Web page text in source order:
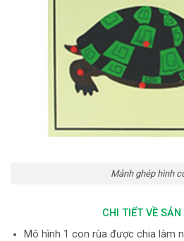
Mảnh ghép hình
CHI TIẾT VỀ SẢN
Mô hình 1 con rùa được chia làm